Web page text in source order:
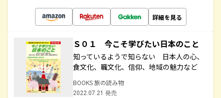
詳細を見る
Ｓ０１ 今こそ学びたい日本のこと
知っているようで知らない 日本人の心、
食文化、職文化、信仰、地域の魅力など
BOOKS 旅の読み物
2022.07.21 発売